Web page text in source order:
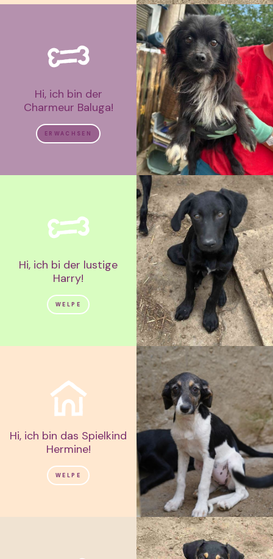
Hi, ich bin der
Charmeur Baluga!
ERWACHSEN
Hi, ich bi der lustige
Harry!
WELPE
Hi, ich bin das Spielkind
Hermine!
WELPE